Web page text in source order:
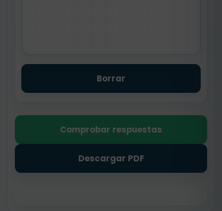
Borrar
Comprobar respuestas
Descargar PDF